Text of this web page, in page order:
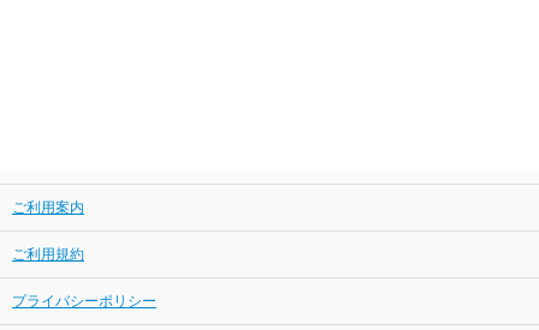
ご利用案内
ご利用規約
プライバシーポリシー